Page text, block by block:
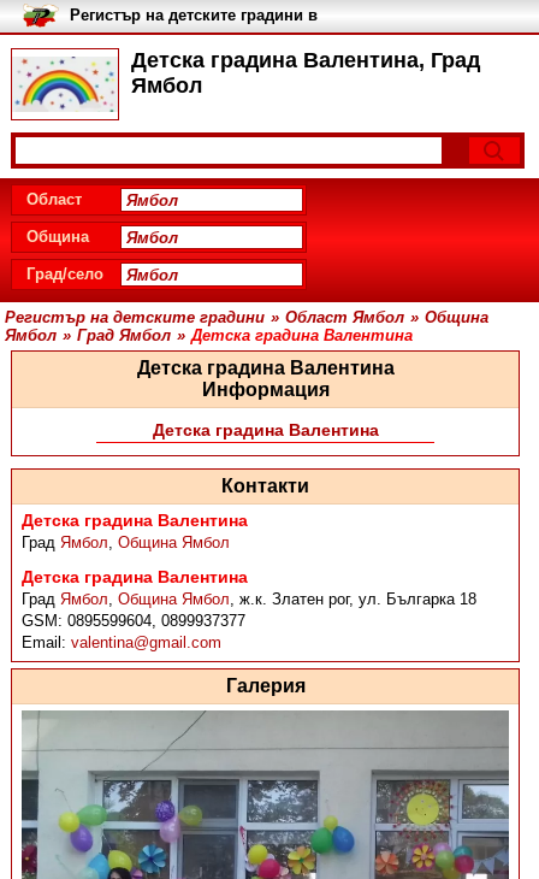
Детска градина Валентина, Град
Ямбол
Регистър на детските градини в
България
Област
Община
Град/село
Регистър на детските градини » Област Ямбол » Община
Ямбол » Град Ямбол » Детска градина Валентина
Детска градина Валентина
Информация
Детска градина Валентина
Контакти
Детска градина Валентина
ГрадЯмбол,Община Ямбол
Детска градина Валентина
ГрадЯмбол,Община Ямбол,ж.к. Златен рог, ул. Българка 18
GSM:0895599604, 0899937377
Email:valentina@gmail.com
Галерия